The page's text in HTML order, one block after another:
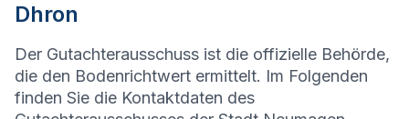
Dhron
Der Gutachterausschuss ist die offizielle Behörde,
die den Bodenrichtwert ermittelt. Im Folgenden
finden Sie die Kontaktdaten des